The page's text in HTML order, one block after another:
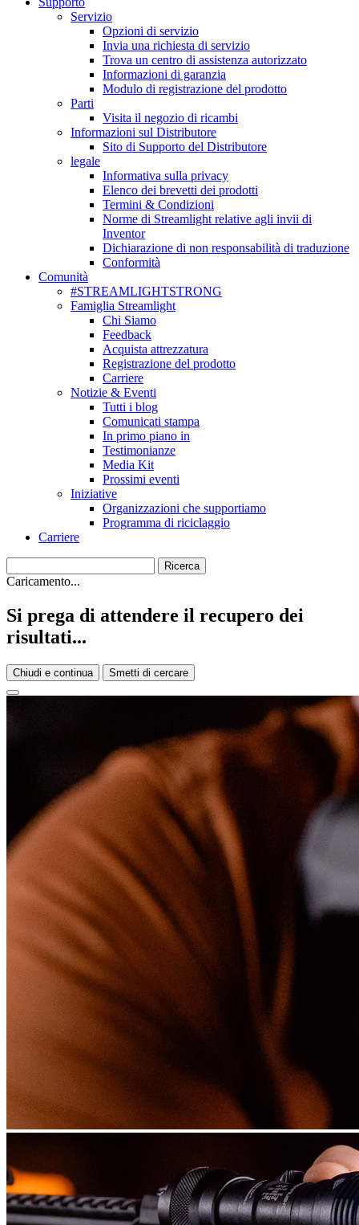
Servizio
Opzioni di servizio
Invia una richiesta di servizio
Trova un centro di assistenza autorizzato
Informazioni di garanzia
Modulo di registrazione del prodotto
Parti
Visita il negozio di ricambi
Informazioni sul Distributore
Sito di Supporto del Distributore
legale
Informativa sulla privacy
Elenco dei brevetti dei prodotti
Termini & Condizioni
Norme di Streamlight relative agli invii di
Inventor
Dichiarazione di non responsabilità di traduzione
Conformità
Comunità
#STREAMLIGHTSTRONG
Famiglia Streamlight
Chi Siamo
Feedback
Acquista attrezzatura
Registrazione del prodotto
Carriere
Notizie & Eventi
Tutti i blog
Comunicati stampa
In primo piano in
Testimonianze
Media Kit
Prossimi eventi
Iniziative
Organizzazioni che supportiamo
Programma di riciclaggio
Carriere
Caricamento...
Si prega di attendere il recupero dei
risultati...
Chiudi e continua Smetti di cercare